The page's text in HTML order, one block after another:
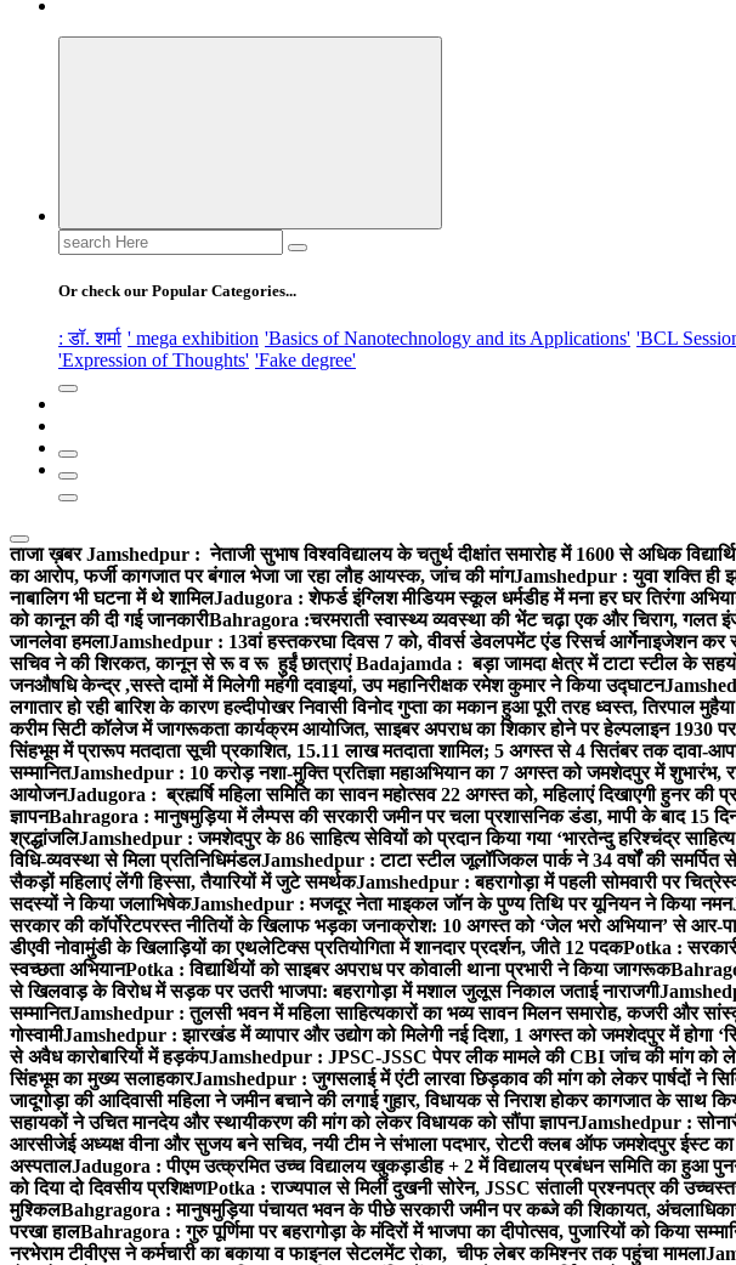
Search
for:
Or check our Popular Categories...
: डॉ. शर्मा ' mega exhibition 'Basics of Nanotechnology and its Applications' 'BCL
'Expression of Thoughts' 'Fake degree'
ताजा ख़बरJamshedpur : नेताजी सुभाष विश्वविद्यालय के चतुर्थ दीक्षांत समारोह में 1600 से अधिक
का आरोप, फर्जी कागजात पर बंगाल भेजा जा रहा लौह आयस्क, जांच की मांगJamshedpur : युवा शक्ति ही
नाबालिग भी घटना में थे शामिलJadugora : शेफर्ड इंग्लिश मीडियम स्कूल धर्मडीह में मना हर घर तिरंगा
को कानून की दी गई जानकारीBahragora :चरमराती स्वास्थ्य व्यवस्था की भेंट चढ़ा एक और चिराग, गलत
जानलेवा हमलाJamshedpur : 13वां हस्तकरघा दिवस 7 को, वीवर्स डेवलपमेंट एंड रिसर्च आर्गेनाइजेशन
सचिव ने की शिरकत, कानून से रू व रू हुईं छात्राएंBadajamda : बड़ा जामदा क्षेत्र में टाटा स्टील के
जनऔषधि केन्द्र ,सस्ते दामों में मिलेगी महंगी दवाइयां, उप महानिरीक्षक रमेश कुमार ने किया उद्घाटन
लगातार हो रही बारिश के कारण हल्दीपोखर निवासी विनोद गुप्ता का मकान हुआ पूरी तरह ध्वस्त, तिरपाल
करीम सिटी कॉलेज में जागरूकता कार्यक्रम आयोजित, साइबर अपराध का शिकार होने पर हेल्पलाइन 1930
सिंहभूम में प्रारूप मतदाता सूची प्रकाशित, 15.11 लाख मतदाता शामिल; 5 अगस्त से 4 सितंबर तक दावा-
सम्मानितJamshedpur : 10 करोड़ नशा-मुक्ति प्रतिज्ञा महाअभियान का 7 अगस्त को जमशेदपुर में शुभारंभ,
आयोजनJadugora : ब्रह्मर्षि महिला समिति का सावन महोत्सव 22 अगस्त को, महिलाएं दिखाएगी हुनर की
ज्ञापनBahragora : मानुषमुड़िया में लैम्पस की सरकारी जमीन पर चला प्रशासनिक डंडा, मापी के बाद 15
श्रद्धांजलिJamshedpur : जमशेदपुर के 86 साहित्य सेवियों को प्रदान किया गया ‘भारतेन्दु हरिश्चंद्र
विधि-व्यवस्था से मिला प्रतिनिधिमंडलJamshedpur : टाटा स्टील जूलॉजिकल पार्क ने 34 वर्षों की समर्पित
सैकड़ों महिलाएं लेंगी हिस्सा, तैयारियों में जुटे समर्थकJamshedpur : बहरागोड़ा में पहली सोमवारी पर
सदस्यों ने किया जलाभिषेकJamshedpur : मजदूर नेता माइकल जॉन के पुण्य तिथि पर यूनियन ने किया नमन
सरकार की कॉर्पोरेटपरस्त नीतियों के खिलाफ भड़का जनाक्रोश: 10 अगस्त को ‘जेल भरो अभियान’ से आर-
डीएवी नोवामुंडी के खिलाड़ियों का एथलेटिक्स प्रतियोगिता में शानदार प्रदर्शन, जीते 12 पदकPotka :
स्वच्छता अभियानPotka : विद्यार्थियों को साइबर अपराध पर कोवाली थाना प्रभारी ने किया जागरूक
से खिलवाड़ के विरोध में सड़क पर उतरी भाजपा: बहरागोड़ा में मशाल जुलूस निकाल जताई नाराजगी
सम्मानितJamshedpur : तुलसी भवन में महिला साहित्यकारों का भव्य सावन मिलन समारोह, कजरी और
गोस्वामीJamshedpur : झारखंड में व्यापार और उद्योग को मिलेगी नई दिशा, 1 अगस्त को जमशेदपुर में होगा
से अवैध कारोबारियों में हड़कंपJamshedpur : JPSC-JSSC पेपर लीक मामले की CBI जांच की मांग को
सिंहभूम का मुख्य सलाहकारJamshedpur : जुगसलाई में एंटी लारवा छिड़काव की मांग को लेकर पार्षदों ने
जादूगोड़ा की आदिवासी महिला ने जमीन बचाने की लगाई गुहार, विधायक से निराश होकर कागजात के साथ
सहायकों ने उचित मानदेय और स्थायीकरण की मांग को लेकर विधायक को सौंपा ज्ञापनJamshedpur :
आरसीजेई अध्यक्ष वीना और सुजय बने सचिव, नयी टीम ने संभाला पदभार, रोटरी क्लब ऑफ जमशेदपुर ईस्ट का
अस्पतालJadugora : पीएम उत्क्रमित उच्च विद्यालय खुकड़ाडीह + 2 में विद्यालय प्रबंधन समिति का हुआ
को दिया दो दिवसीय प्रशिक्षणPotka : राज्यपाल से मिलीं दुखनी सोरेन, JSSC संताली प्रश्नपत्र की
मुश्किलBahgragora : मानुषमुड़िया पंचायत भवन के पीछे सरकारी जमीन पर कब्जे की शिकायत,
परखा हालBahragora : गुरु पूर्णिमा पर बहरागोड़ा के मंदिरों में भाजपा का दीपोत्सव, पुजारियों को किया
नरभेराम टीवीएस ने कर्मचारी का बकाया व फाइनल सेटलमेंट रोका, चीफ लेबर कमिश्नर तक पहुंचा मामला